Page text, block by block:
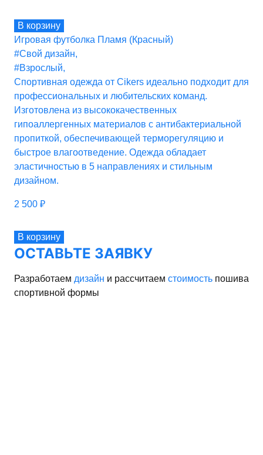
В корзину
Игровая футболка Пламя (Красный)
#Свой дизайн,
#Взрослый,
Спортивная одежда от Cikers идеально подходит для
профессиональных и любительских команд.
Изготовлена из высококачественных
гипоаллергенных материалов с антибактериальной
пропиткой, обеспечивающей терморегуляцию и
быстрое влагоотведение. Одежда обладает
эластичностью в 5 направлениях и стильным
дизайном.
2 500 ₽
В корзину
ОСТАВЬТЕ ЗАЯВКУ
Разработаем дизайн и рассчитаем стоимость пошива
спортивной формы